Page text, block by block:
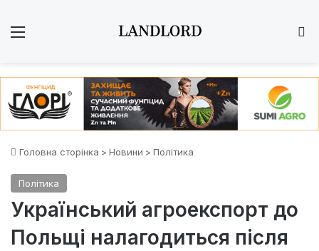
Головна сторінка > Новини > Політика
Політика
Український агроекспорт до
Польщі налагодиться після